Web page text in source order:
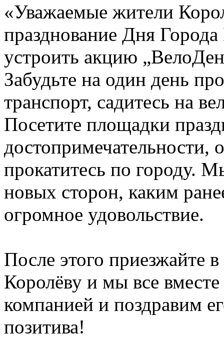
«Уважаемые жители
празднование Дня
устроить акцию
Забудьте на один день
транспорт, садитесь на
Посетите площадки
достопримечательности,
прокатитесь по городу.
новых сторон, каким
огромное удовольствие.
После этого приезжайте
Королёву и мы все
компанией и поздравим
позитива!